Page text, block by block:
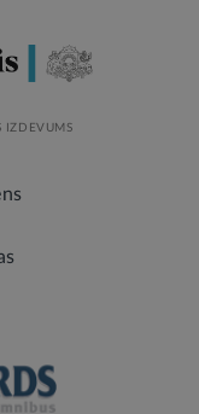
IZDEVUMS